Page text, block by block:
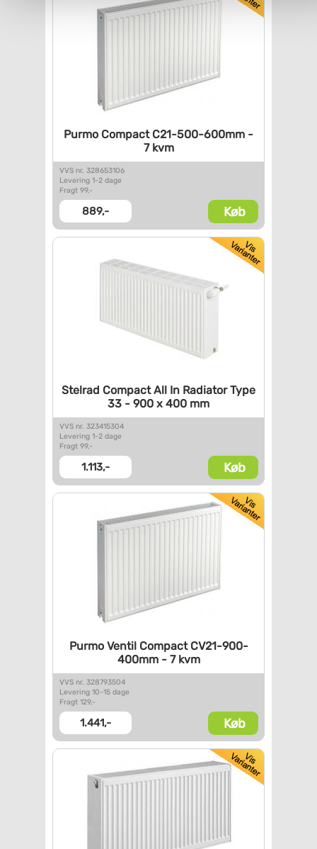
Purmo Compact C21-500-600mm -
7 kvm
VVS nr. 328653106
Levering 1-2 dage
Fragt 99,-
889,- Køb
Stelrad Compact All In Radiator Type
33 - 900 x 400 mm
VVS nr. 323415304
Levering 1-2 dage
Fragt 99,-
1.113,- Køb
Purmo Ventil CompactCV21-900-
400mm - 7 kvm
VVS nr. 328793504
Levering 10-15 dage
Fragt 129,-
1.441,- Køb